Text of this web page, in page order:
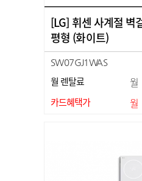
[LG] 휘센 사계절 벽
평형 (화이트)
SW07GJ1WAS
월 렌탈료 월
카드혜택가 월